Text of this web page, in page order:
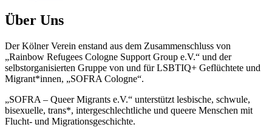
Über Uns
Der Kölner Verein enstand aus dem Zusammenschluss von
„Rainbow Refugees Cologne Support Group e.V.“ und der
selbstorganisierten Gruppe von und für LSBTIQ+ Geflüchtete und
Migrant*innen, „SOFRA Cologne“.
„SOFRA – Queer Migrants e.V.“ unterstützt lesbische, schwule,
bisexuelle, trans*, intergeschlechtliche und queere Menschen mit
Flucht- und Migrationsgeschichte.